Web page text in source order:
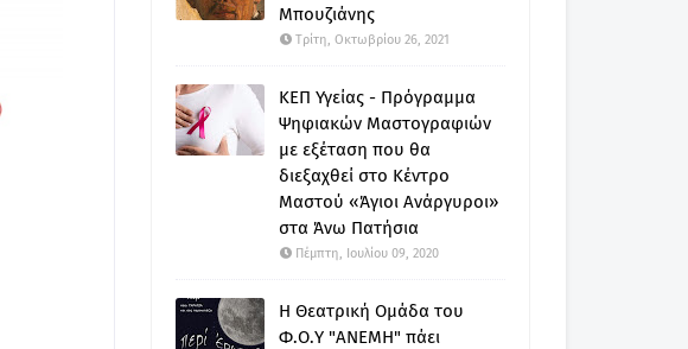
Μπουζιάνης
Τρίτη, Οκτωβρίου 26, 2021
ΚΕΠ Υγείας - Πρόγραμμα
Ψηφιακών Μαστογραφιών
με εξέταση που θα
διεξαχθεί στο Κέντρο
Μαστού «Άγιοι Ανάργυροι»
στα Άνω Πατήσια
Πέμπτη, Ιουλίου 09, 2020
Η Θεατρική Ομάδα του
Φ.Ο.Υ "ΑΝΕΜΗ" πάει